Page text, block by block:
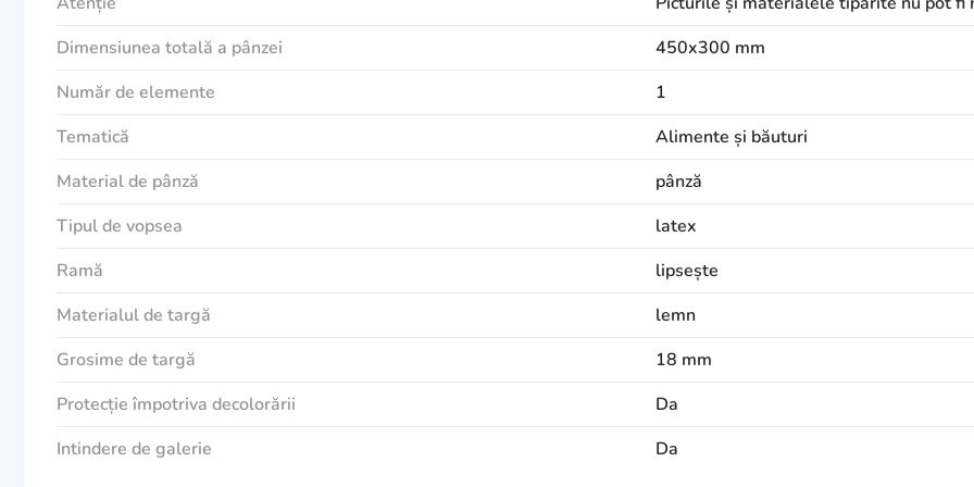
Dimensiunea totală a pânzei
450x300 mm
Număr de elemente
1
Tematică
Alimente și băuturi
Material de pânză
pânză
Tipul de vopsea
latex
Ramă
lipsește
Materialul de targă
lemn
Grosime de targă
18 mm
Protecție împotriva decolorării
Da
Intindere de galerie
Da